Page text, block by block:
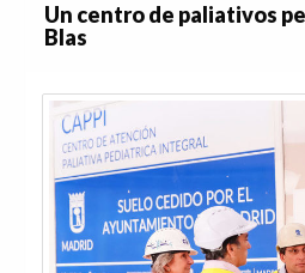
Un centro de paliativos
Blas